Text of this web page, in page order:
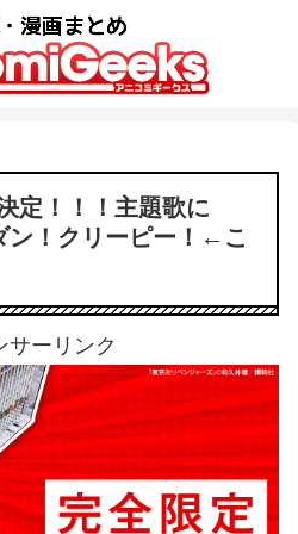
定！！！主題歌に
ン！クリーピー！←こ
サーリンク